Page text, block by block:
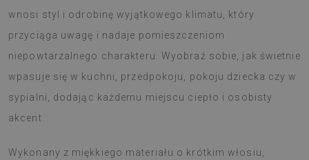
wnosi styl i odrobinę wyjątkowego klimatu, który
przyciąga uwagę i nadaje pomieszczeniom
niepowtarzalnego charakteru. Wyobraź sobie, jak świetnie
wpasuje się w kuchni, przedpokoju, pokoju dziecka czy w
sypialni, dodając każdemu miejscu ciepło i osobisty
akcent.
Wykonany z miękkiego materiału o krótkim włosiu,